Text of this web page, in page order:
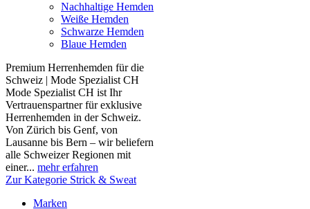
Nachhaltige Hemden
Weiße Hemden
Schwarze Hemden
Blaue Hemden
Premium Herrenhemden für die
Schweiz | Mode Spezialist CH
Mode Spezialist CH ist Ihr
Vertrauenspartner für exklusive
Herrenhemden in der Schweiz.
Von Zürich bis Genf, von
Lausanne bis Bern – wir beliefern
alle Schweizer Regionen mit
einer... mehr erfahren
Zur Kategorie Strick & Sweat
Marken